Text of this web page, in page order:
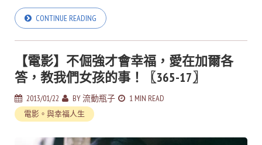
CONTINUE READING
【電影】不倔強才會幸福，愛在加爾各
答，教我們女孩的事！〖365-17〗
2013/01/22 BY流動瓶子 1 MIN READ
電影。與幸福人生